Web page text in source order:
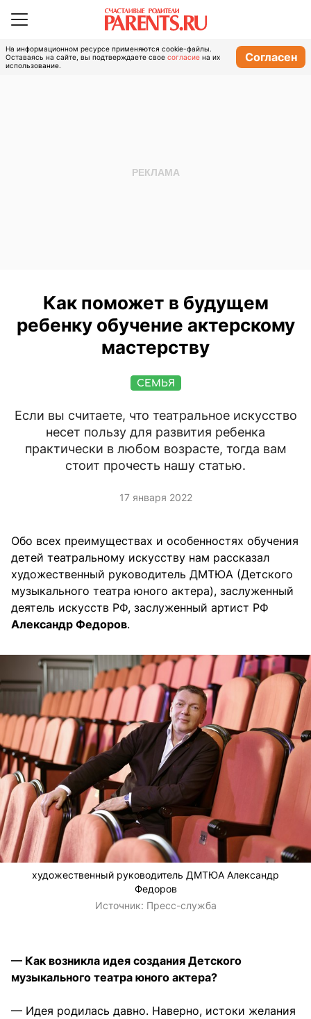
На информационном ресурсе применяются cookie-файлы.
Оставаясь на сайте, вы подтверждаете свое согласие на их
использование.
Согласен
Как поможет в будущем
ребенку обучение актерскому
мастерству
СЕМЬЯ
Если вы считаете, что театральное искусство
несет пользу для развития ребенка
практически в любом возрасте, тогда вам
стоит прочесть нашу статью.
17 января 2022
Обо всех преимуществах и особенностях обучения
детей театральному искусству нам рассказал
художественный руководитель ДМТЮА (Детского
музыкального театра юного актера), заслуженный
деятель искусств РФ, заслуженный артист РФ
Александр Федоров.
художественный руководитель ДМТЮА Александр
Федоров
Источник: Пресс-служба
— Как возникла идея создания Детского
музыкального театра юного актера?
— Идея родилась давно. Наверно, истоки желания